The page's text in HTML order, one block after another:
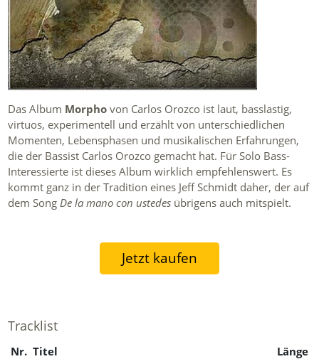
Das Album Morpho von Carlos Orozco ist laut, basslastig,
virtuos, experimentell und erzählt von unterschiedlichen
Momenten, Lebensphasen und musikalischen Erfahrungen,
die der Bassist Carlos Orozco gemacht hat. Für Solo Bass-
Interessierte ist dieses Album wirklich empfehlenswert. Es
kommt ganz in der Tradition eines Jeff Schmidt daher, der auf
dem Song De la mano con ustedes übrigens auch mitspielt.
Jetzt kaufen
Tracklist
Nr. Titel
Länge